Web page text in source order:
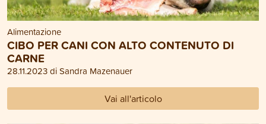
Alimentazione
CIBO PER CANI CON ALTO CONTENUTO DI
CARNE
28.11.2023 di Sandra Mazenauer
Vai all'articolo